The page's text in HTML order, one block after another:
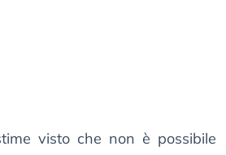
visto che non è possibile